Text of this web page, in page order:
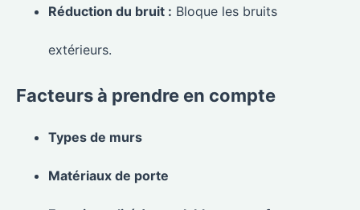
Réduction du bruit : Bloque les bruits
extérieurs.
Facteurs à prendre en compte
Types de murs
Matériaux de porte